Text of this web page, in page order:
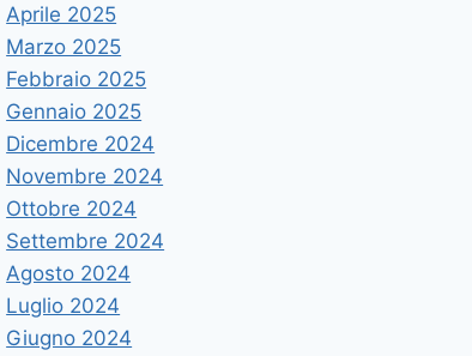
Incontro su“Sistema Sanitario e
Competitività: il ruolo degli
operatori privati”
Aprile 2025
Marzo 2025
Febbraio 2025
Gennaio 2025
Dicembre 2024
Novembre 2024
Ottobre 2024
Settembre 2024
Agosto 2024
Luglio 2024
Giugno 2024